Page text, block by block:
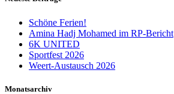
Schöne Ferien!
Amina Hadj Mohamed im RP-Bericht
6K UNITED
Sportfest 2026
Weert-Austausch 2026
Monatsarchiv